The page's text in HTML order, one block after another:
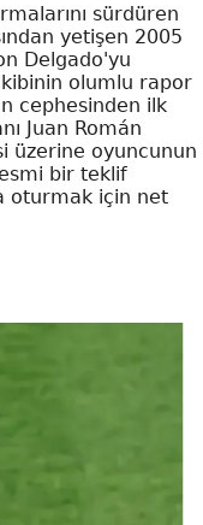
sürdüren
yetişen 2005
Delgado'yu
ekibinin olumlu rapor
cephesinden ilk
Juan Román
üzerine oyuncunun
bir teklif
oturmak için net